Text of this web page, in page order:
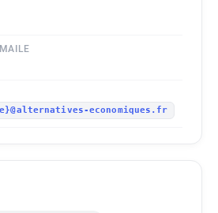
economiques.fr